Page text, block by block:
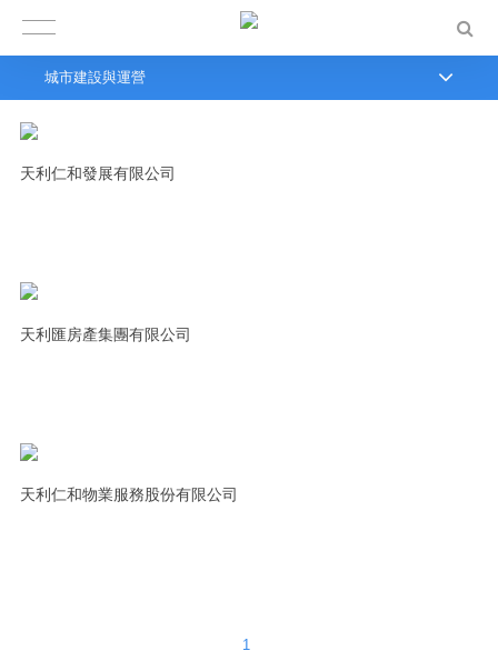
天利仁和發展有限公司
天利匯房產集團有限公司
天利仁和物業服務股份有限公司
1
城市建設與運營